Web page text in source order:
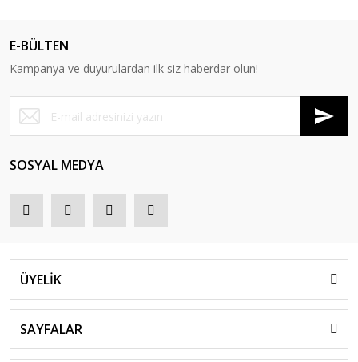
E-BÜLTEN
Kampanya ve duyurulardan ilk siz haberdar olun!
SOSYAL MEDYA
ÜYELİK
SAYFALAR